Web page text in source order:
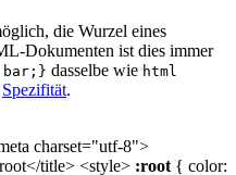
die Wurzel eines
Dokumenten ist dies immer
dasselbe wie html
Spezifität.
charset="utf-8">
title> <style> :root { color: